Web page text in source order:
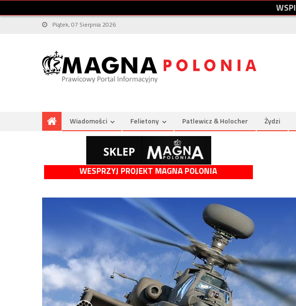
WSPI
Piątek, 07 Sierpnia 2026
Wiadomości Felietony Patlewicz & Holocher Żydzi
WESPRZYJ PROJEKT MAGNA POLONIA